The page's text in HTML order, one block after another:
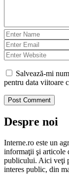
Salvează-mi
pentru data viitoare
Despre noi
Interne.ro este un
informaţii şi articole
publicului. Aici veţi
interes public, din